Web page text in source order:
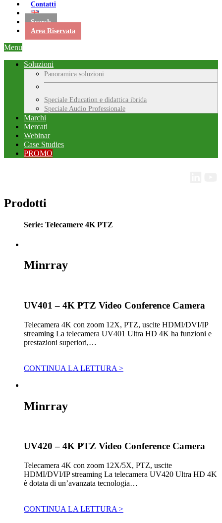
Contatti
Search
Area Riservata
Menu
Soluzioni
Panoramica soluzioni
Speciale Education e didattica ibrida
Speciale Audio Professionale
Marchi
Mercati
Webinar
Case Studies
PROMO
Prodotti
Serie: Telecamere 4K PTZ
Minrray
UV401 – 4K PTZ Video Conference Camera
Telecamera 4K con zoom 12X, PTZ, uscite HDMI/DVI/IP
streaming La telecamera UV401 Ultra HD 4K ha funzioni e
prestazioni superiori,…
CONTINUA LA LETTURA >
Minrray
UV420 – 4K PTZ Video Conference Camera
Telecamera 4K con zoom 12X/5X, PTZ, uscite
HDMI/DVI/IP streaming La telecamera UV420 Ultra HD 4K
è dotata di un’avanzata tecnologia…
CONTINUA LA LETTURA >